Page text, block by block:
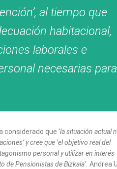
al tiempo que
habitacional,
laborales e
necesarias para
considerado que ‘la situación actual
y cree que ‘el objetivo real del
personal y utilizar en interés
de Pensionistas de Bizkaia’. Andrea